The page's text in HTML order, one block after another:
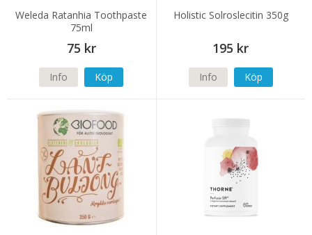
Weleda Ratanhia Toothpaste
75ml
75 kr
Info Köp
Holistic Solroslecitin 350g
195 kr
Info Köp